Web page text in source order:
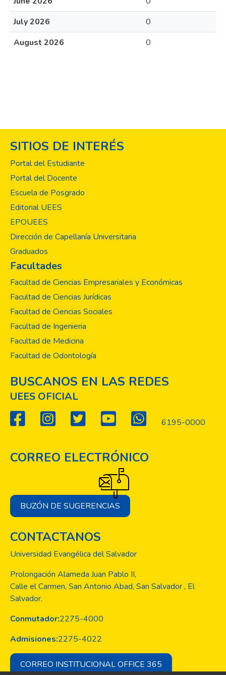
July 2026
0
August 2026
0
SITIOS DE INTERÉS
Portal del Estudiante
Portal del Docente
Escuela de Posgrado
Editorial UEES
EPOUEES
Dirección de Capellanía Universitaria
Graduados
Facultades
Facultad de Ciencias Empresariales y Económicas
Facultad de Ciencias Jurídicas
Facultad de Ciencias Sociales
Facultad de Ingenieria
Facultad de Medicina
Facultad de Odontología
BUSCANOS EN LAS REDES
UEES OFICIAL
6195-0000
CORREO ELECTRÓNICO
BUZÓN DE SUGERENCIAS
CONTACTANOS
Universidad Evangélica del Salvador
Prolongación Alameda Juan Pablo II,
Calle el Carmen, San Antonio Abad, San Salvador , El
Salvador.
Conmutador:2275-4000
Admisiones:2275-4022
CORREO INSTITUCIONAL OFFICE 365